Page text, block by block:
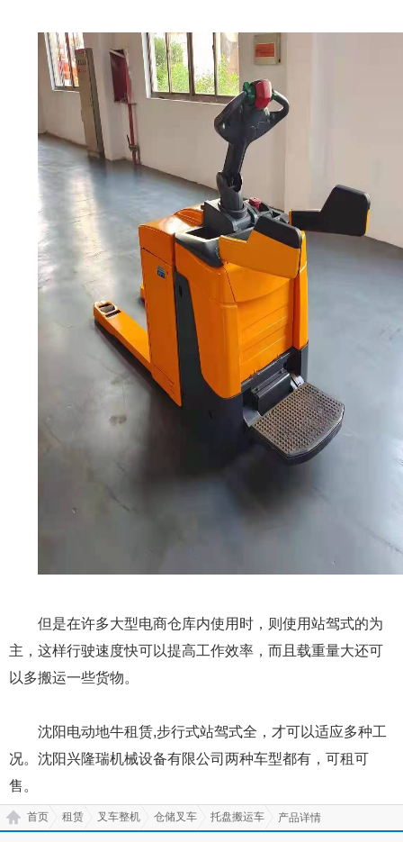
但是在许多大型电商仓库内使用时，则使用站驾式的为
主，这样行驶速度快可以提高工作效率，而且载重量大还可
以多搬运一些货物。
沈阳电动地牛租赁,步行式站驾式全，才可以适应多种工
况。沈阳兴隆瑞机械设备有限公司两种车型都有，可租可
售。
首页 租赁 叉车整机 仓储叉车 托盘搬运车 产品详情